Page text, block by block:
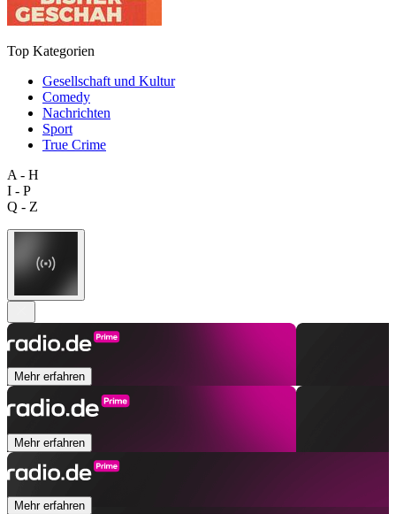
Top Kategorien
Gesellschaft und Kultur
Comedy
Nachrichten
Sport
True Crime
A - H
I - P
Q - Z
Mehr erfahren
Mehr erfahren
Mehr erfahren